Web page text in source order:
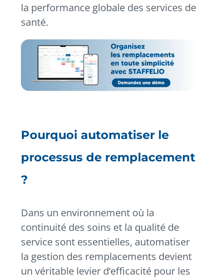
la performance globale des services de
santé.
Pourquoi automatiser le
processus de remplacement
?
Dans un environnement où la
continuité des soins et la qualité de
service sont essentielles, automatiser
la gestion des remplacements devient
un véritable levier d’efficacité pour les